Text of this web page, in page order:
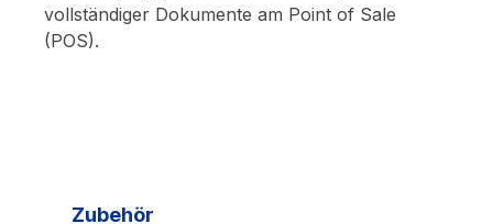
vollständiger Dokumente am Point of Sale
(POS).
Produktgalerie überspringen
Zubehör